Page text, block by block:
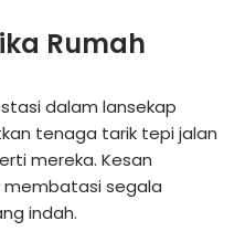
Rumah
dalam lansekap
tenaga tarik tepi jalan
mereka. Kesan
segala
indah.